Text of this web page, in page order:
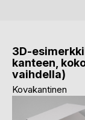
3D-
kanteen,
vaihdella)
Kovakantinen